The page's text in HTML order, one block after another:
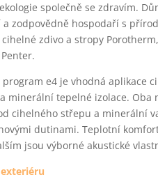
společně se zdravím.
zodpovědně hospodaří s
zdivo a stropy
e4 je vhodná aplikace
minerální tepelné izolace.
cihelného střepu a minerální
dutinami. Teplotní
jsou výborné akustické